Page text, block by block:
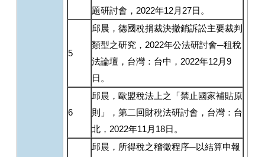
題研討會，2022年12月27日。
5
邱晨，德國稅捐裁決撤銷訴訟主要裁判
類型之研究，2022年公法研討會─租稅
法論壇，台灣：台中，2022年12月9
日。
6
邱晨，歐盟稅法上之「禁止國家補貼原
則」，第二回財稅法研討會，台灣：台
北，2022年11月18日。
邱晨，所得稅之稽徵程序─以結算申報